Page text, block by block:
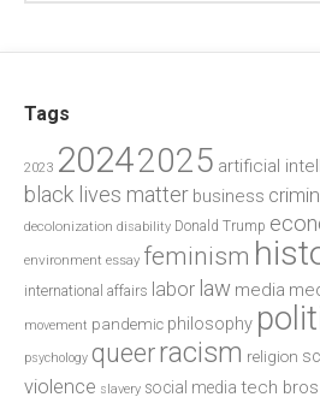
Tags
2023 20242025 artificial
black lives matter business
decolonization disability Donald Trump
environment essay feminism
international affairs labor law media
movement pandemic philosophy
psychology queerracism religion
violence slavery social media tech bros